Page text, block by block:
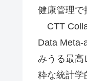
健康管理で
CTT
Data Meta-
みうる最高
粋な統計学